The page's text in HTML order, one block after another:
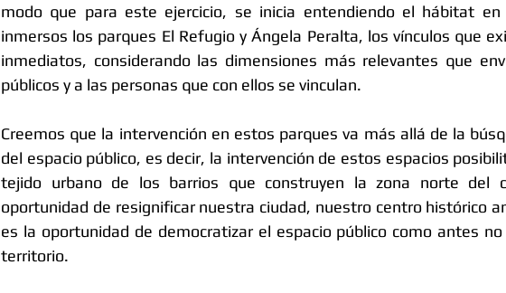
modo que para este ejercicio, se inicia entendiendo el hábitat
inmersos los parques El Refugio y Ángela Peralta, los vínculos que
inmediatos, considerando las dimensiones más relevantes que
públicos y a las personas que con ellos se vinculan.
Creemos que la intervención en estos parques va más allá de la
del espacio público, es decir, la intervención de estos espacios
tejido urbano de los barrios que construyen la zona norte del
oportunidad de resignificar nuestra ciudad, nuestro centro histórico
es la oportunidad de democratizar el espacio público como antes
territorio.